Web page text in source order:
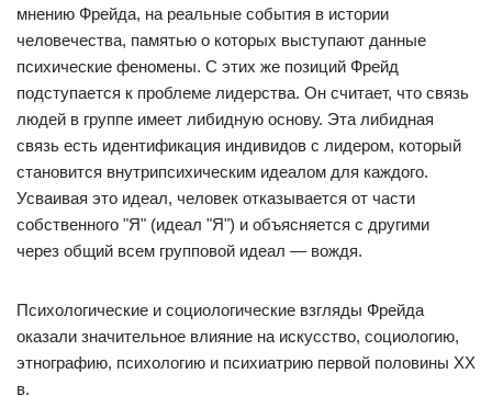
мнению Фрейда, на реальные события в истории
человечества, памятью о которых выступают данные
психические феномены. С этих же позиций Фрейд
подступается к проблеме лидерства. Он считает, что связь
людей в группе имеет либидную основу. Эта либидная
связь есть идентификация индивидов с лидером, который
становится внутрипсихическим идеалом для каждого.
Усваивая это идеал, человек отказывается от части
собственного "Я" (идеал "Я") и объясняется с другими
через общий всем групповой идеал — вождя.
Психологические и социологические взгляды Фрейда
оказали значительное влияние на искусство, социологию,
этнографию, психологию и психиатрию первой половины ХХ
в.